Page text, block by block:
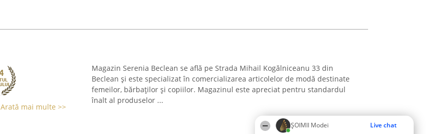
ȘOIMII Modei Live chat
Arată mai multe >>
Magazin Serenia Beclean se află pe Strada Mihail Kogălniceanu 33 din
Beclean și este specializat în comercializarea articolelor de modă destinate
femeilor, bărbaților și copiilor. Magazinul este apreciat pentru standardul
înalt al produselor ...